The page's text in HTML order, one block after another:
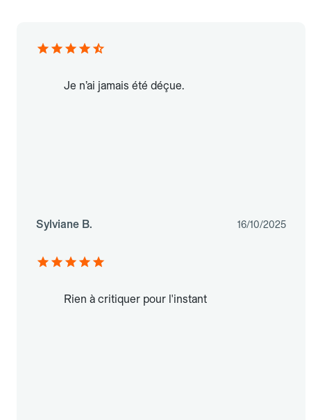
Je n’ai jamais été déçue.
Sylviane B. 16/10/2025
Rien à critiquer pour l'instant